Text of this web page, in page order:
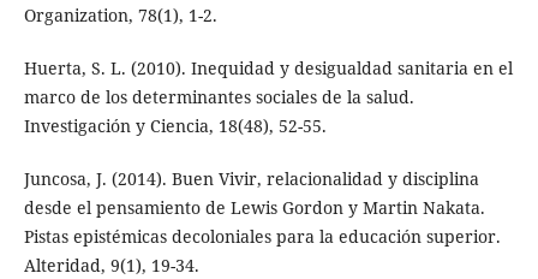
Organization, 78(1), 1-2.
Huerta, S. L. (2010). Inequidad y desigualdad sanitaria en el
marco de los determinantes sociales de la salud.
Investigación y Ciencia, 18(48), 52-55.
Juncosa, J. (2014). Buen Vivir, relacionalidad y disciplina
desde el pensamiento de Lewis Gordon y Martin Nakata.
Pistas epistémicas decoloniales para la educación superior.
Alteridad, 9(1), 19-34.